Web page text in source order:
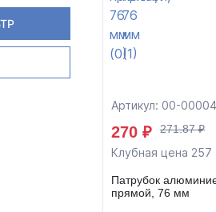
Артикул: 00-
270 ₽ 271.87 ₽
Клубная цена 257
Патрубок
прямой, 76 мм